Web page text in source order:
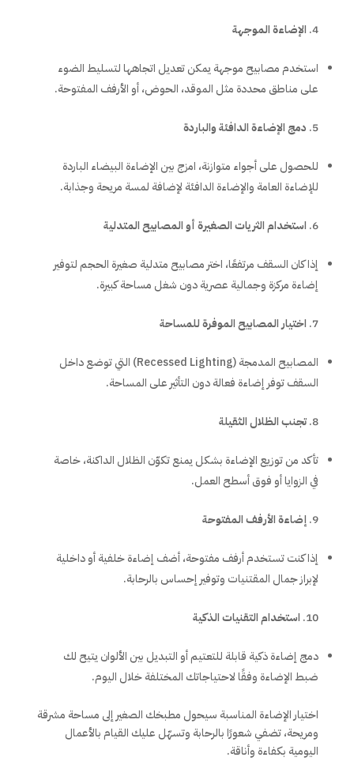
الإضاءة الموجهة
استخدم مصابيح موجهة يمكن تعديل اتجاهها لتسليط الضوء
على مناطق محددة مثل الموقد، الحوض، أو الأرفف المفتوحة.
دمج الإضاءة الدافئة والباردة
للحصول على أجواء متوازنة، امزج بين الإضاءة البيضاء الباردة
للإضاءة العامة والإضاءة الدافئة لإضافة لمسة مريحة وجذابة.
استخدام الثريات الصغيرة أو المصابيح المتدلية
إذا كان السقف مرتفعًا، اختر مصابيح متدلية صغيرة الحجم لتوفير
إضاءة مركزة وجمالية عصرية دون شغل مساحة كبيرة.
اختيار المصابيح الموفرة للمساحة
المصابيح المدمجة (Recessed Lighting) التي توضع داخل
السقف توفر إضاءة فعالة دون التأثير على المساحة.
تجنب الظلال الثقيلة
تأكد من توزيع الإضاءة بشكل يمنع تكوّن الظلال الداكنة، خاصة
في الزوايا أو فوق أسطح العمل.
إضاءة الأرفف المفتوحة
إذا كنت تستخدم أرفف مفتوحة، أضف إضاءة خلفية أو داخلية
لإبراز جمال المقتنيات وتوفير إحساس بالرحابة.
استخدام التقنيات الذكية
دمج إضاءة ذكية قابلة للتعتيم أو التبديل بين الألوان يتيح لك
ضبط الإضاءة وفقًا لاحتياجاتك المختلفة خلال اليوم.
اختيار الإضاءة المناسبة سيحول مطبخك الصغير إلى مساحة مشرقة
ومريحة، تضفي شعورًا بالرحابة وتسهّل عليك القيام بالأعمال
اليومية بكفاءة وأناقة.